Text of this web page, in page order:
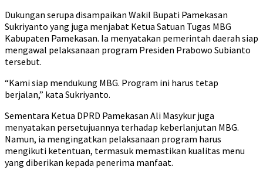
Dukungan serupa disampaikan Wakil Bupati Pamekasan
Sukriyanto yang juga menjabat Ketua Satuan Tugas MBG
Kabupaten Pamekasan. Ia menyatakan pemerintah daerah siap
mengawal pelaksanaan program Presiden Prabowo Subianto
tersebut.
“Kami siap mendukung MBG. Program ini harus tetap
berjalan,” kata Sukriyanto.
Sementara Ketua DPRD Pamekasan Ali Masykur juga
menyatakan persetujuannya terhadap keberlanjutan MBG.
Namun, ia mengingatkan pelaksanaan program harus
mengikuti ketentuan, termasuk memastikan kualitas menu
yang diberikan kepada penerima manfaat.